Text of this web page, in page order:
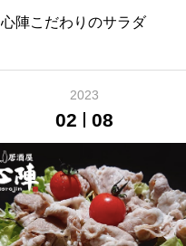
心陣こだわりのサラダ
2023
02 08